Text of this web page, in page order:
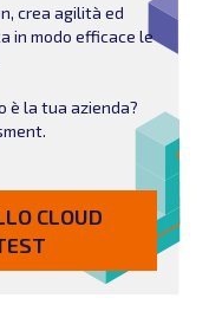
crea agilità ed
in modo efficace le
è la tua azienda?
CLOUD